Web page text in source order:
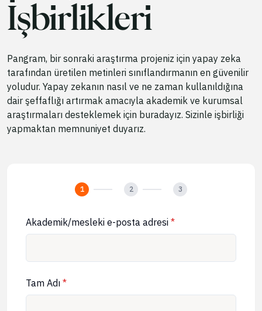
Entegrasyonlar
İntihal Kontrolü
Çok Dilli Yapay Zeka Algılama
Kullanım Örnekleri
Şirket
Blog
Satış Departmanı ile İletişime Geçin
Giriş
İşbirlikleri
Pangram, bir sonraki araştırma projeniz için yapay zeka
tarafından üretilen metinleri sınıflandırmanın en güvenilir
yoludur. Yapay zekanın nasıl ve ne zaman kullanıldığına
dair şeffaflığı artırmak amacıyla akademik ve kurumsal
araştırmaları desteklemek için buradayız. Sizinle işbirliği
yapmaktan memnuniyet duyarız.
1 2 3
Akademik/mesleki e-posta adresi *
Tam Adı *